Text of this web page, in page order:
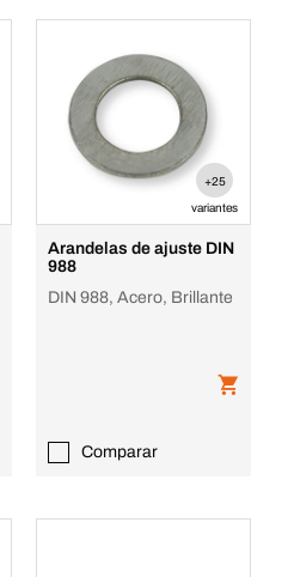
+25
variantes
Arandelas de ajuste DIN
988
DIN 988, Acero, Brillante
Comparar